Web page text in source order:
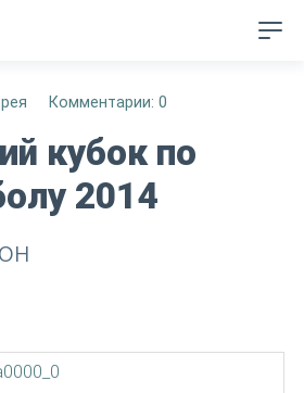
Комментарии: 0
кубок по
2014